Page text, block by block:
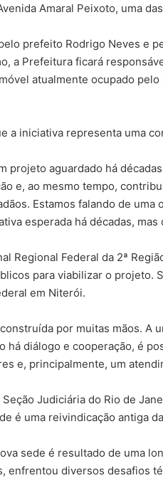
Amaral Peixoto, uma
prefeito Rodrigo Neves e
a Prefeitura ficará
atualmente ocupado
a iniciativa representa uma
projeto aguardado há
e, ao mesmo tempo,
Estamos falando de
esperada há décadas,
Regional Federal da 2ª
para viabilizar o projeto.
em Niterói.
por muitas mãos.
há diálogo e cooperação, é
e, principalmente, um
Judiciária do Rio de
é uma reivindicação antiga
sede é resultado de uma
enfrentou diversos desafios